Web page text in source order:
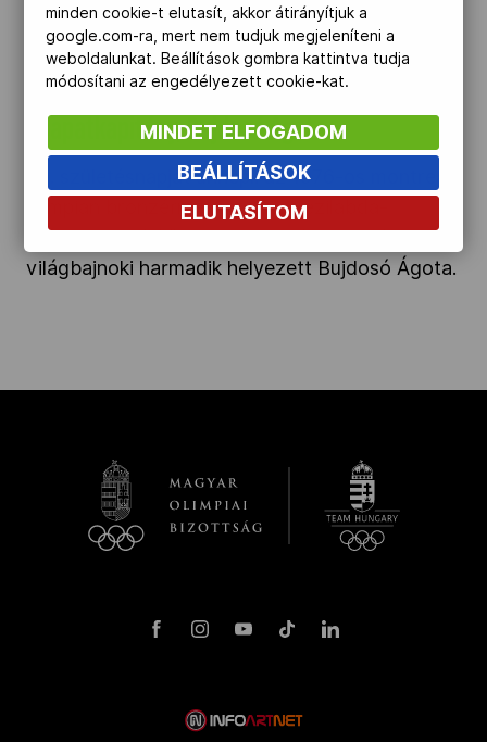
OVEP
Adatbank
2023.05.31.
80 esztendős a montreali bronzérmes
csapatkapitány, Bujdosó Ágota
80. születésnapját ünnepli az 1976-os montreali
olimpián bronzérmes magyar kézilabda-
válogatott hálóőr-csapatkapitánya, a kétszeres
világbajnoki harmadik helyezett Bujdosó Ágota.
minden cookie-t elutasít, akkor átirányítjuk a
google.com-ra, mert nem tudjuk megjeleníteni a
weboldalunkat. Beállítások gombra kattintva tudja
módosítani az engedélyezett cookie-kat.
MINDET ELFOGADOM
BEÁLLÍTÁSOK
ELUTASÍTOM